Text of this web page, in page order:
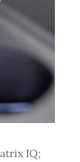
IQ;